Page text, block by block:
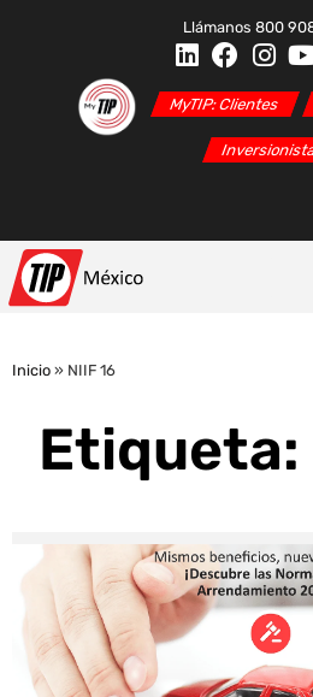
Llámanos 800
MyTIP: Clientes
Inicio » NIIF 16
Etiqueta: